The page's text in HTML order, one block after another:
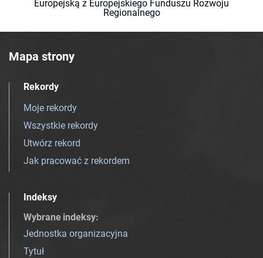
Europejską z Europejskiego Funduszu Rozwoju
Regionalnego
Mapa strony
Rekordy
Moje rekordy
Wszystkie rekordy
Utwórz rekord
Jak pracować z rekordem
Indeksy
Wybrane indeksy:
Jednostka organizacyjna
Tytuł